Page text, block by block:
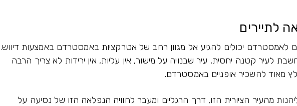
לתיירים
לאמסטרדם יכולים להגיע אל מגוון רחב של אטרקציות באמסטרדם באמצעות דיווש.
לעיר קטנה יחסית, עיר שבנויה על מישור, אין עליות, אין ירידות לא צריך הרבה
מאוד להשכיר אופניים באמסטרדם.
מהעיר הציורית הזו, דרך הרגליים ומעבר לחוויה הנפלאה הזו של נסיעה על